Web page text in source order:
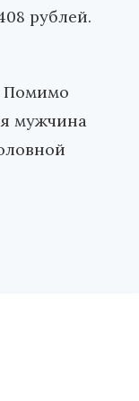
рублей.
Помимо
мужчина